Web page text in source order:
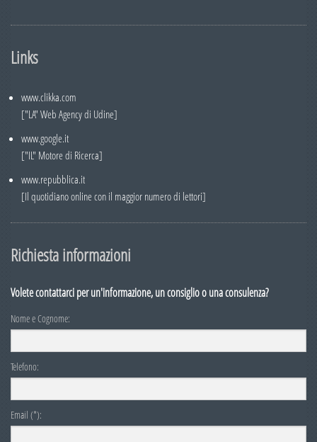
Numero 4
Numero 1
2006
Numero 6
Numero 5
Numero 4
Numero 3
Numero 2
2005
Numero 6
Numero 5
Numero 4
Numero 3
Numero 2
Links
www.clikka.com
["LA" Web Agency di Udine]
www.google.it
["IL" Motore di Ricerca]
www.repubblica.it
[Il quotidiano online con il maggior numero di lettori]
Richiesta informazioni
Volete contattarci per un'informazione, un consiglio o una consulenza?
Nome e Cognome:
Telefono:
Email (*):